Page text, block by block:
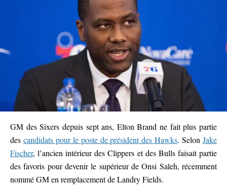
GM des Sixers depuis sept ans, Elton Brand ne fait plus partie
des candidats pour le poste de président des Hawks. SelonJake
Fischer, l’ancien intérieur des Clippers et des Bulls faisait partie
des favoris pour devenir le supérieur de Onsi Saleh, récemment
nommé GM en remplacement de Landry Fields.